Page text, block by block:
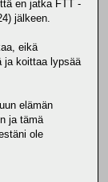
en jatka FTT -
jälkeen.
eikä
ja koittaa lypsää
elämän
ja tämä
ole